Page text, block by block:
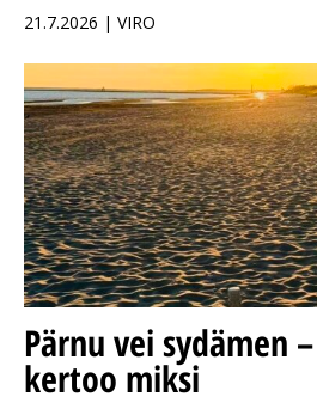
21.7.2026 | VIRO
Pärnu vei sydämen
kertoo miksi